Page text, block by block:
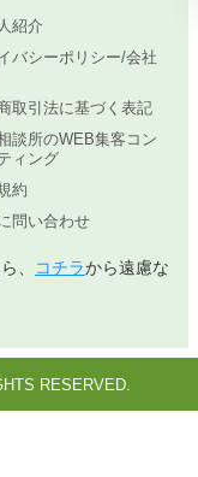
紹介
バシーポリシー/会社
取引法に基づく表記
談所のWEB集客コン
ィング
約
問い合わせ
、 コチラから遠慮な
RESERVED.